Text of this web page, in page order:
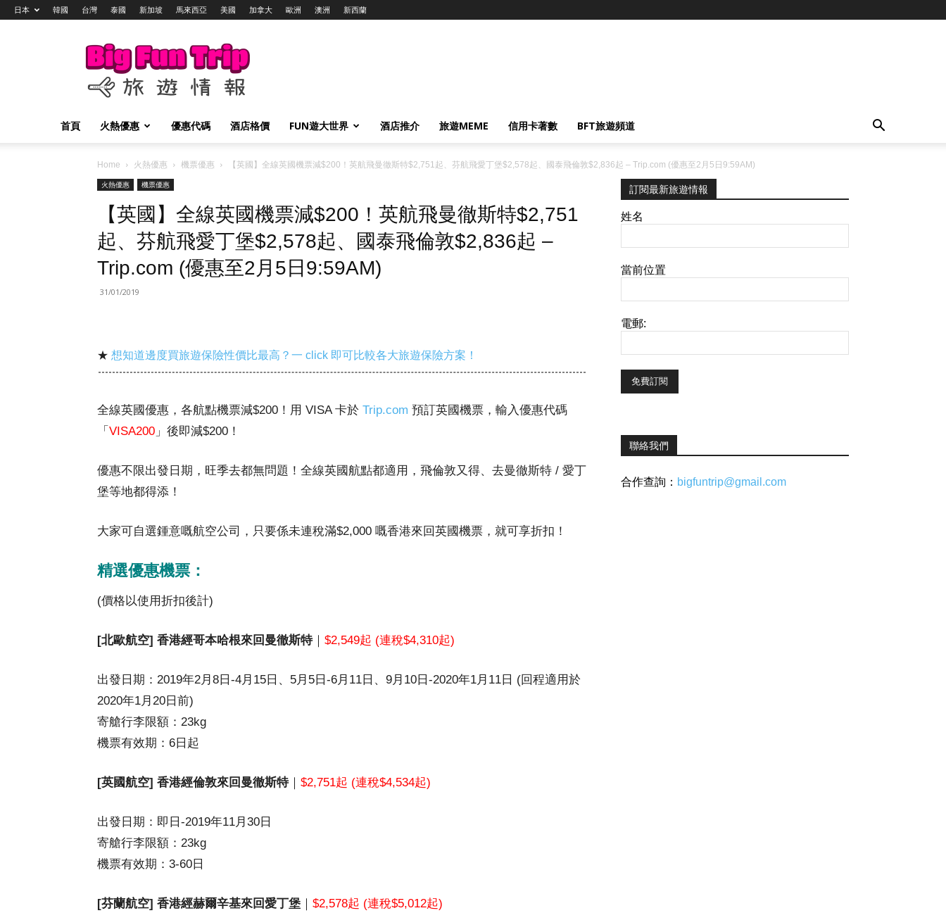
日本 韓國 台灣 泰國 新加坡 馬來西亞 美國 加拿大 歐洲 澳洲 新西蘭
Big
Trip
旅
情
報
首頁 火熱優惠 優惠代碼 酒店格價 FUN遊大世界 酒店推介 旅遊MEME 信用卡著數 BFT旅遊頻道
Home 火熱優惠 機票優惠
【英國】全線英國機票減$200！英航飛曼徹斯特$2,751起、芬航飛愛丁堡$2,578起、國泰飛倫敦$2,836起 – Trip.com (優惠至2月5日9:59AM)
火熱優惠
機票優惠
【英國】全線英國機票減$200！英航飛曼徹斯特$2,751
起、芬航飛愛丁堡$2,578起、國泰飛倫敦$2,836起 –
Trip.com (優惠至2月5日9:59AM)
31/01/2019
★ 想知道邊度買旅遊保險性價比最高？一 click 即可比較各大旅遊保險方案！
全線英國優惠，各航點機票減$200！用 VISA 卡於 Trip.com 預訂英國機票，輸入優惠代碼
「 VISA200 」後即減$200！
優惠不限出發日期，旺季去都無問題！全線英國航點都適用，飛倫敦又得、去曼徹斯特 / 愛丁
堡等地都得添！
大家可自選鍾意嘅航空公司，只要係未連稅滿$2,000 嘅香港來回英國機票，就可享折扣！
精選優惠機票：
(價格以使用折扣後計)
[北歐航空] 香港經哥本哈根來回曼徹斯特｜ $2,549起 (連稅$4,310起)
出發日期：2019年2月8日-4月15日、5月5日-6月11日、9月10日-2020年1月11日 (回程適用於
2020年1月20日前)
寄艙行李限額：23kg
機票有效期：6日起
[英國航空] 香港經倫敦來回曼徹斯特｜ $2,751起 (連稅$4,534起)
出發日期：即日-2019年11月30日
寄艙行李限額：23kg
機票有效期：3-60日
[芬蘭航空] 香港經赫爾辛基來回愛丁堡 ｜ $2,578起 (連稅$5,012起)
訂閱最新旅遊情報
姓名
當前位置
電郵:
聯絡我們
合作查詢： bigfuntrip@gmail.com